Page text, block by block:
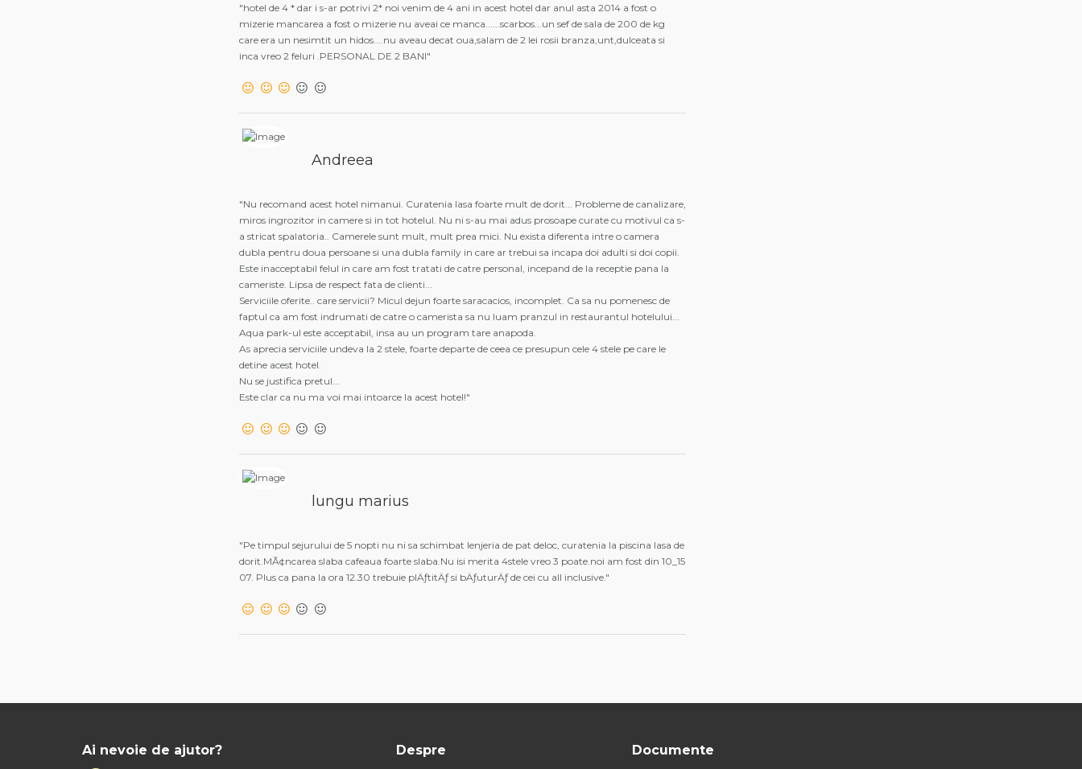
"hotel de 4 * dar i s-ar potrivi 2* noi venim de 4 ani in acest hotel dar anul asta 2014 a fost o
mizerie mancarea a fost o mizerie nu aveai ce manca......scarbos...un sef de sala de 200 de kg
care era un nesimtit un hidos....nu aveau decat oua,salam de 2 lei rosii branza,unt,dulceata si
inca vreo 2 feluri .PERSONAL DE 2 BANI"
Andreea
"Nu recomand acest hotel nimanui. Curatenia lasa foarte mult de dorit... Probleme de canalizare,
miros ingrozitor in camere si in tot hotelul. Nu ni s-au mai adus prosoape curate cu motivul ca s-
a stricat spalatoria.. Camerele sunt mult, mult prea mici. Nu exista diferenta intre o camera
dubla pentru doua persoane si una dubla family in care ar trebui sa incapa doi adulti si doi copii.
Este inacceptabil felul in care am fost tratati de catre personal, incepand de la receptie pana la
cameriste. Lipsa de respect fata de clienti...
Serviciile oferite.. care servicii? Micul dejun foarte saracacios, incomplet. Ca sa nu pomenesc de
faptul ca am fost indrumati de catre o camerista sa nu luam pranzul in restaurantul hotelului...
Aqua park-ul este acceptabil, insa au un program tare anapoda.
As aprecia serviciile undeva la 2 stele, foarte departe de ceea ce presupun cele 4 stele pe care le
detine acest hotel.
Nu se justifica pretul...
Este clar ca nu ma voi mai intoarce la acest hotel!"
lungu marius
"Pe timpul sejurului de 5 nopti nu ni sa schimbat lenjeria de pat deloc, curatenia la piscina lasa de
dorit.MÃ¢ncarea slaba cafeaua foarte slaba.Nu isi merita 4stele vreo 3 poate.noi am fost din 10_15
07. Plus ca pana la ora 12.30 trebuie plÄƒtitÄƒ si bÄƒuturÄƒ de cei cu all inclusive."
Ai nevoie de ajutor? Despre Documente